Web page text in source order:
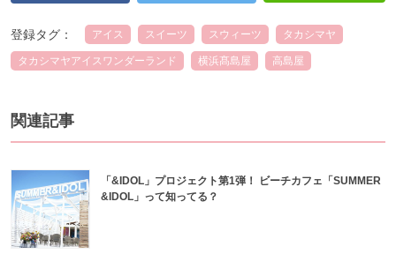
登録タグ： アイス スイーツ スウィーツ タカシマヤ
タカシマヤアイスワンダーランド 横浜髙島屋 高島屋
関連記事
「&IDOL」プロジェクト第1弾！ ビーチカフェ「SUMMER
&IDOL」って知ってる？